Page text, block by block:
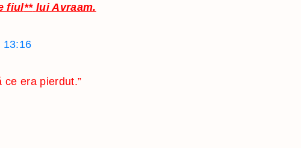
fiul** lui Avraam.
13:16
era pierdut.”